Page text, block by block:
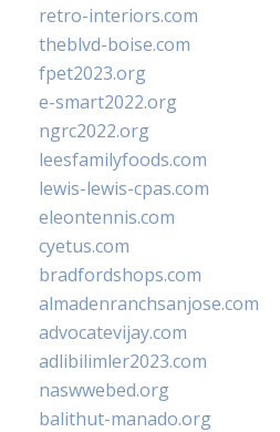
retro-interiors.com
theblvd-boise.com
fpet2023.org
e-smart2022.org
ngrc2022.org
leesfamilyfoods.com
lewis-lewis-cpas.com
eleontennis.com
cyetus.com
bradfordshops.com
almadenranchsanjose.com
advocatevijay.com
adlibilimler2023.com
naswwebed.org
balithut-manado.org